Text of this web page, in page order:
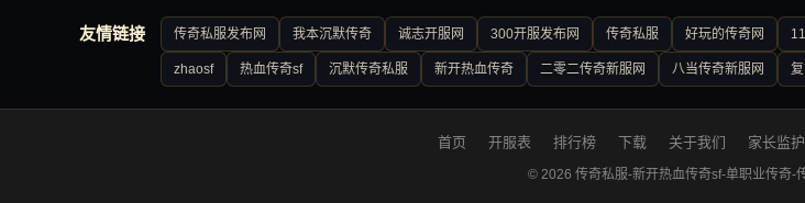
友情链接 传奇私服发布网 我本沉默传奇 诚志开服网 300开服发布网 传奇私服 好玩的传奇网
zhaosf 热血传奇sf 沉默传奇私服 新开热血传奇 二零二传奇新服网 八当传奇新服网
首页 开服表 排行榜 下载 关于我们 家长监护
© 2026 传奇私服-新开热血传奇sf-单职业传奇-